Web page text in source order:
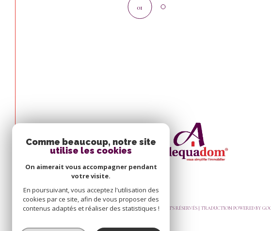
01
© 2026 | TOUS DROITS RÉSERVÉS | TRADUCTION POWERED BY
Comme beaucoup, notre site
utilise les cookies
On aimerait vous accompagner pendant
votre visite.
En poursuivant, vous acceptez l'utilisation des
cookies par ce site, afin de vous proposer des
contenus adaptés et réaliser des statistiques !